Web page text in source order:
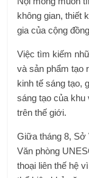
không gian, thiết
gia của cộng
Việc tìm kiếm
và sản phẩm tạo
kinh tế sáng tạo,
sáng tạo của
trên thế giới.
Giữa tháng 8, Sở
Văn phòng
thoại liên thế hệ